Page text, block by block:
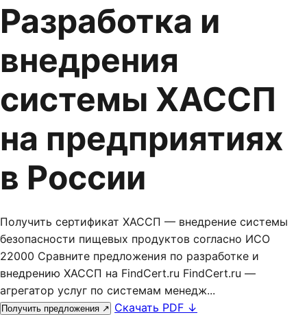
Разработка и
внедрения
системы ХАССП
на предприятиях
в России
Получить сертификат ХАССП — внедрение системы
безопасности пищевых продуктов согласно ИСО
22000 Сравните предложения по разработке и
внедрению ХАССП на FindCert.ru FindCert.ru —
агрегатор услуг по системам менедж...
Получить предложения ↗ Скачать PDF ↓